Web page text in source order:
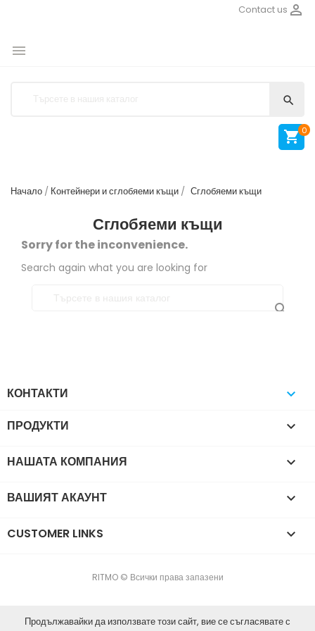

Contact us


 0
Начало Контейнери и сглобяеми къщи Сглобяеми къщи
Сглобяеми къщи
Sorry for the inconvenience.
Search again what you are looking for

КОНТАКТИ 
ПРОДУКТИ 
НАШАТА КОМПАНИЯ 
ВАШИЯТ АКАУНТ 
CUSTOMER LINKS 
RITMO © Всички права запазени
Продължавайки да използвате този сайт, вие се съгласявате с